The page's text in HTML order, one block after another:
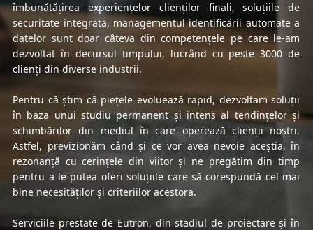
îmbunătățirea experiențelor clienților finali, soluțiile de
securitate integrată, managementul identificării automate a
datelor sunt doar câteva din competențele pe care le-am
dezvoltat în decursul timpului, lucrând cu peste 3000 de
clienți din diverse industrii.
Pentru că știm că piețele evoluează rapid, dezvoltam soluții
în baza unui studiu permanent și intens al tendințelor și
schimbărilor din mediul în care operează clienții noștri.
Astfel, previzionăm când și ce vor avea nevoie aceștia, în
rezonanță cu cerințele din viitor și ne pregătim din timp
pentru a le putea oferi soluțiile care să corespundă cel mai
bine necesităților și criteriilor acestora.
Serviciile prestate de Eutron, din stadiul de proiectare și în